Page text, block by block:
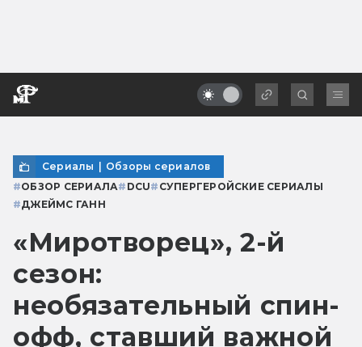
Сериалы | Обзоры сериалов
#ОБЗОР СЕРИАЛА# DCU# СУПЕРГЕРОЙСКИЕ СЕРИАЛЫ
#ДЖЕЙМС ГАНН
«Миротворец», 2-й
сезон:
необязательный спин-
офф, ставший важной